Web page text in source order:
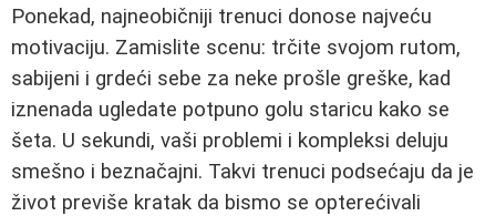
Ponekad, najneobičniji trenuci donose najveću
motivaciju. Zamislite scenu: trčite svojom rutom,
sabijeni i grdeći sebe za neke prošle greške, kad
iznenada ugledate potpuno golu staricu kako se
šeta. U sekundi, vaši problemi i kompleksi deluju
smešno i beznačajni. Takvi trenuci podsećaju da je
život previše kratak da bismo se opterećivali